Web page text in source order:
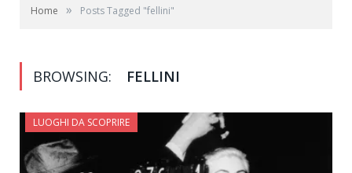
Home » Posts Tagged "fellini"
BROWSING: FELLINI
LUOGHI DA SCOPRIRE